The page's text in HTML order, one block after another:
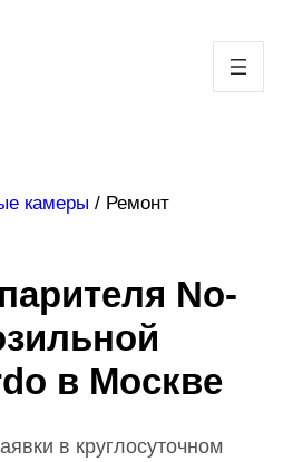
камеры / Ремонт
No-
в Москве
в круглосуточном